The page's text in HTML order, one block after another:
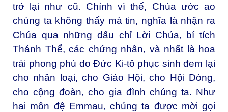
trở lại như cũ. Chính vì thế, Chúa ước ao
chúng ta không thấy mà tin, nghĩa là nhận ra
Chúa qua những dấu chỉ Lời Chúa, bí tích
Thánh Thể, các chứng nhân, và nhất là hoa
trái phong phú do Đức Ki-tô phục sinh đem lại
cho nhân loại, cho Giáo Hội, cho Hội Dòng,
cho cộng đoàn, cho gia đình chúng ta. Như
hai môn đệ Emmau, chúng ta được mời gọi